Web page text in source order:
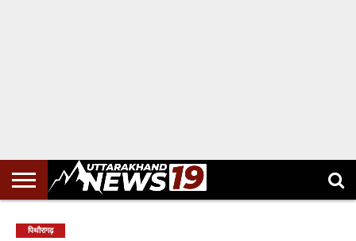
पिथौरागढ़